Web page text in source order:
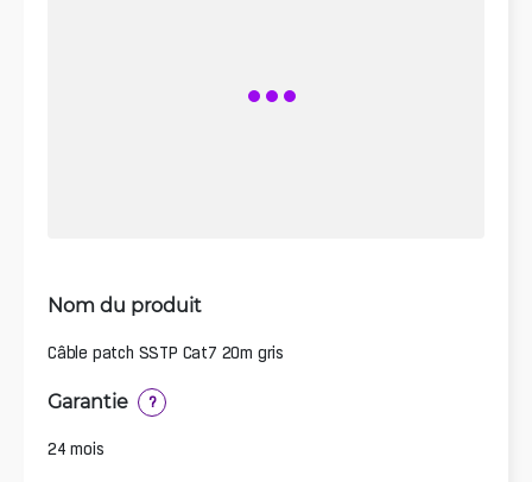
Nom du produit
Câble patch SSTP Cat7 20m gris
Garantie ?
24 mois